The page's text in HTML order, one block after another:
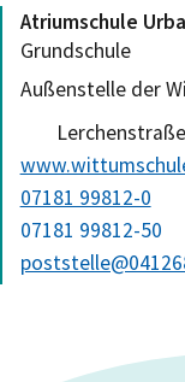
Atriumschule
Grundschule
Außenstelle der
07181 99812-0
07181 99812-50